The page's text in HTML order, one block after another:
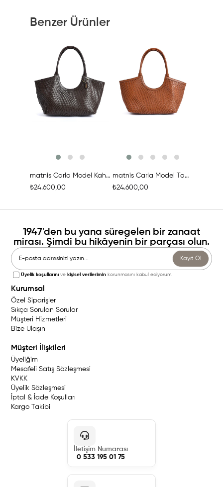
Benzer Ürünler
matnis Carla Model Kahverengi Deri Örgü Çanta
₺24.600,00
Ürünü İncele
matnis Carla Model Taba Rengi Deri Örgü Çanta
₺24.600,00
Ürünü İncele
1947'den bu yana süregelen bir zanaat
mirası. Şimdi bu hikâyenin bir parçası olun.
Kayıt Ol
Üyelik koşullarını ve kişisel verilerimin korunmasını kabul ediyorum.
Kurumsal
Özel Siparişler
Sıkça Sorulan Sorular
Müşteri Hizmetleri
Bize Ulaşın
Müşteri İlişkileri
Üyeliğim
Mesafeli Satış Sözleşmesi
KVKK
Üyelik Sözleşmesi
İptal & İade Koşulları
Kargo Takibi
İletişim Numarası
0 533 195 01 75